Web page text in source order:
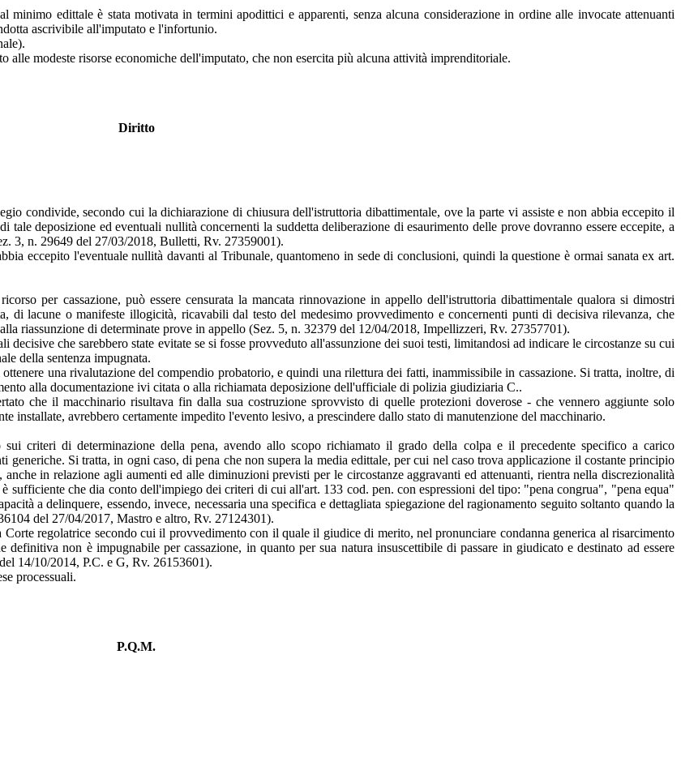
minimo edittale è stata motivata in termini apodittici e apparenti, senza alcuna considerazione in ordine alle invocate attenuanti
ascrivibile all'imputato e l'infortunio.
modeste risorse economiche dell'imputato, che non esercita più alcuna attività imprenditoriale.
Diritto
condivide, secondo cui la dichiarazione di chiusura dell'istruttoria dibattimentale, ove la parte vi assiste e non abbia eccepito il
deposizione ed eventuali nullità concernenti la suddetta deliberazione di esaurimento delle prove dovranno essere eccepite, a
3, n. 29649 del 27/03/2018, Bulletti, Rv. 27359001).
eccepito l'eventuale nullità davanti al Tribunale, quantomeno in sede di conclusioni, quindi la questione è ormai sanata ex art.
per cassazione, può essere censurata la mancata rinnovazione in appello dell'istruttoria dibattimentale qualora si dimostri
di lacune o manifeste illogicità, ricavabili dal testo del medesimo provvedimento e concernenti punti di decisiva rilevanza, che
riassunzione di determinate prove in appello (Sez. 5, n. 32379 del 12/04/2018, Impellizzeri, Rv. 27357701).
che sarebbero state evitate se si fosse provveduto all'assunzione dei suoi testi, limitandosi ad indicare le circostanze su cui
della sentenza impugnata.
una rivalutazione del compendio probatorio, e quindi una rilettura dei fatti, inammissibile in cassazione. Si tratta, inoltre, di
alla documentazione ivi citata o alla richiamata deposizione dell'ufficiale di polizia giudiziaria C..
che il macchinario risultava fin dalla sua costruzione sprovvisto di quelle protezioni doverose - che vennero aggiunte solo
installate, avrebbero certamente impedito l'evento lesivo, a prescindere dallo stato di manutenzione del macchinario.
sui criteri di determinazione della pena, avendo allo scopo richiamato il grado della colpa e il precedente specifico a carico
Si tratta, in ogni caso, di pena che non supera la media edittale, per cui nel caso trova applicazione il costante principio
in relazione agli aumenti ed alle diminuzioni previsti per le circostanze aggravanti ed attenuanti, rientra nella discrezionalità
che dia conto dell'impiego dei criteri di cui all'art. 133 cod. pen. con espressioni del tipo: "pena congrua", "pena equa"
a delinquere, essendo, invece, necessaria una specifica e dettagliata spiegazione del ragionamento seguito soltanto quando la
del 27/04/2017, Mastro e altro, Rv. 27124301).
regolatrice secondo cui il provvedimento con il quale il giudice di merito, nel pronunciare condanna generica al risarcimento
non è impugnabile per cassazione, in quanto per sua natura insuscettibile di passare in giudicato e destinato ad essere
14/10/2014, P.C. e G, Rv. 26153601).
processuali.
P.Q.M.